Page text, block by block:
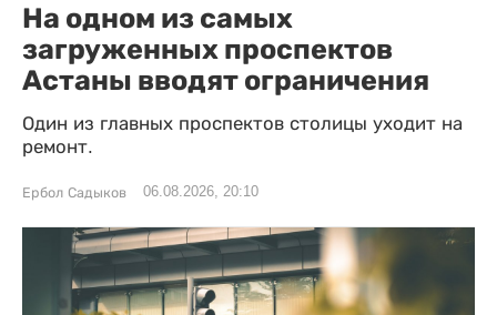
На одном из самых
загруженных проспектов
Астаны вводят ограничения
Один из главных проспектов столицы уходит на
ремонт.
Ербол Садыков 06.08.2026, 20:10